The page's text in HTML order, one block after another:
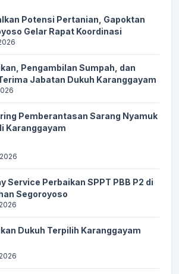
Potensi Pertanian, Gapoktan
Gelar Rapat Koordinasi
Pengambilan Sumpah, dan
Jabatan Dukuh Karanggayam
Pemberantasan Sarang Nyamuk
Karanggayam
Service Perbaikan SPPT PBB P2 di
Segoroyoso
Dukuh Terpilih Karanggayam